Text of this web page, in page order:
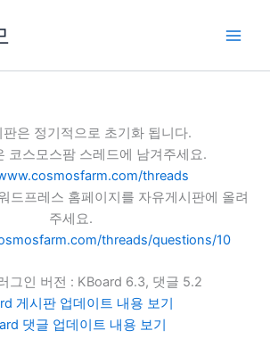
은 정기적으로 초기화 됩니다.
코스모스팜 스레드에 남겨주세요.
threads
드프레스 홈페이지를 자유게시판에 올려
주세요.
threads/questions/10
그인 버전 : KBoard 6.3, 댓글 5.2
게시판 업데이트 내용 보기
댓글 업데이트 내용 보기